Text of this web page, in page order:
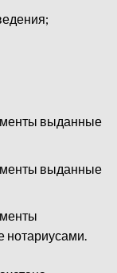
выданные
выданные
нотариусами.